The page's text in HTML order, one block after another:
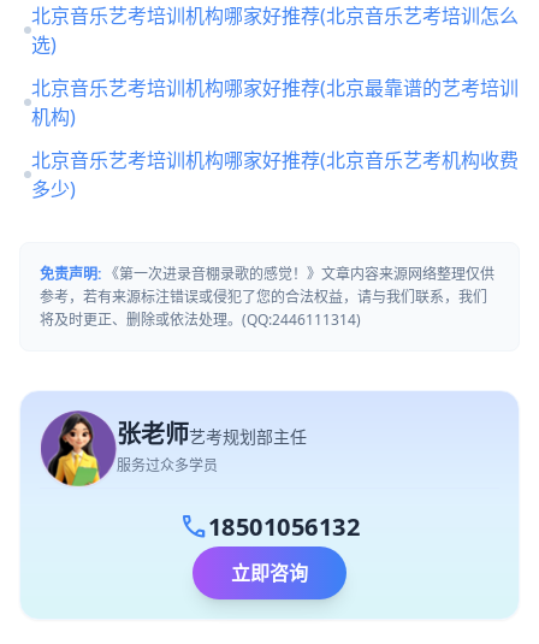
北京音乐艺考培训机构哪家好推荐(北京音乐艺考培训怎么
选)
北京音乐艺考培训机构哪家好推荐(北京最靠谱的艺考培训
机构)
北京音乐艺考培训机构哪家好推荐(北京音乐艺考机构收费
多少)
免责声明: 《第一次进录音棚录歌的感觉！》文章内容来源网络整理仅供
参考，若有来源标注错误或侵犯了您的合法权益，请与我们联系，我们
将及时更正、删除或依法处理。(QQ:2446111314)
张老师艺考规划部主任
服务过众多学员
call18501056132
立即咨询